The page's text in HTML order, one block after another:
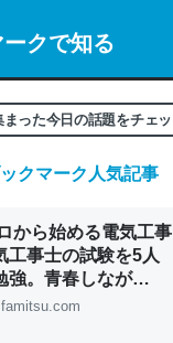
界についての考察（１） -
いう「ずっと前の伏線
いうには多い分量。進
界についての考察（１） -
クで知る
った今日の話題をチェッ
クマーク人気記事
から始める電気工事
工事士の試験を5人
強。青春しなが
”や“本番形式CBT